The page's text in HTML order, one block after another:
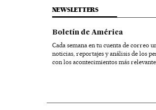
NEWSLETTERS
Boletín de América
Cada semana en tu cuenta de correo
noticias, reportajes y análisis de los
con los acontecimientos más